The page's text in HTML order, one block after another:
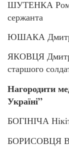
ШУТЕНКА
сержанта
ЮШАКА
ЯКОВЦЯ
старшого
Нагородити
Україні”
БОГІНІЧА
БОРИСОВЦЯ